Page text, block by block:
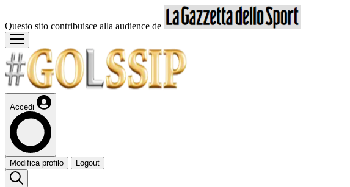
Questo sito contribuisce alla audience de
Accedi
Modifica profilo Logout